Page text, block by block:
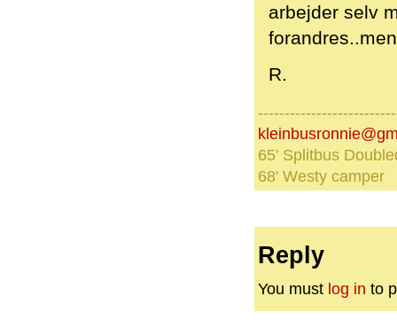
arbejder selv
R.
65' Splitbus
68' Westy camper
Reply
You must log in to